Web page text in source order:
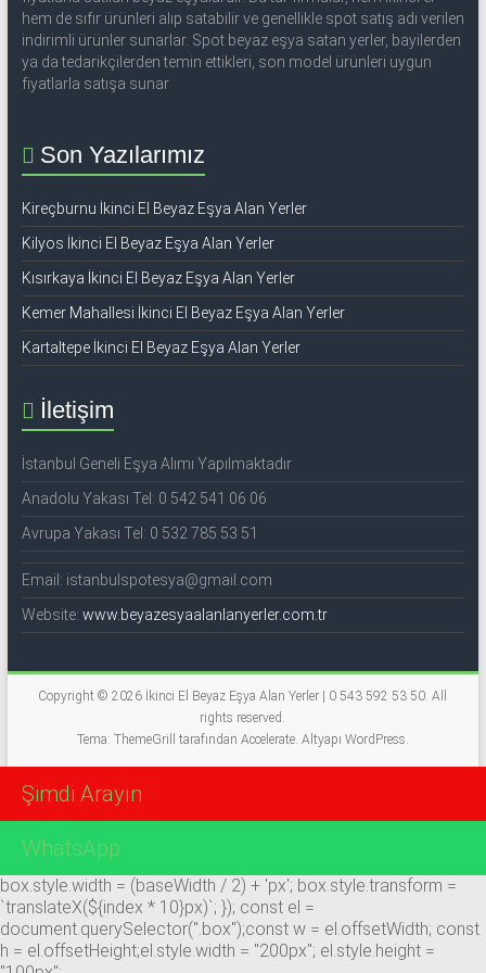
53
50
İkinci
beyaz
eşya
olarak
buzdolabı,
çamaşır
makinesi,
bulaşık
makinesi,
derin
klima
ve
kombi
alınır.
hem de sıfır ürünleri alıp satabilir ve genellikle spot satış adı verilen
indirimli ürünler sunarlar. Spot beyaz eşya satan yerler, bayilerden
ya da tedarikçilerden temin ettikleri, son model ürünleri uygun
fiyatlarla satışa sunar
Son Yazılarımız
Kireçburnu İkinci El Beyaz Eşya Alan Yerler
Kilyos İkinci El Beyaz Eşya Alan Yerler
Kısırkaya İkinci El Beyaz Eşya Alan Yerler
Kemer Mahallesi İkinci El Beyaz Eşya Alan Yerler
Kartaltepe İkinci El Beyaz Eşya Alan Yerler
İletişim
İstanbul Geneli Eşya Alımı Yapılmaktadır
Anadolu Yakası Tel: 0 542 541 06 06
Avrupa Yakası Tel: 0 532 785 53 51
Email: istanbulspotesya@gmail.com
Website: www.beyazesyaalanlanyerler.com.tr
Copyright © 2026 İkinci El Beyaz Eşya Alan Yerler | 0 543 592 53 50. All
rights reserved.
Tema: ThemeGrill tarafından Accelerate. Altyapı WordPress.
Şimdi Arayın
WhatsApp
box.style.width = (baseWidth / 2) + 'px'; box.style.transform =
`translateX(${index * 10}px)`; }); const el =
document.querySelector(".box");const w = el.offsetWidth; const
h = el.offsetHeight;el.style.width = "200px"; el.style.height =